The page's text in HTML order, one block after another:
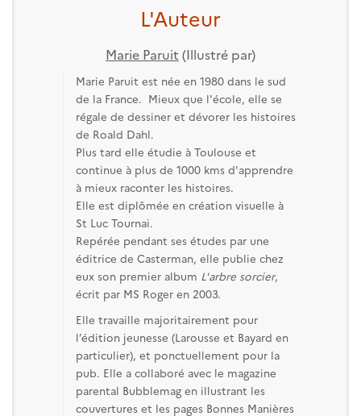
L'Auteur
Marie Paruit (Illustré par)
Marie Paruit est née en 1980 dans le sud
de la France. Mieux que l'école, elle se
régale de dessiner et dévorer les histoires
de Roald Dahl.
Plus tard elle étudie à Toulouse et
continue à plus de 1000 kms d'apprendre
à mieux raconter les histoires.
Elle est diplômée en création visuelle à
St Luc Tournai.
Repérée pendant ses études par une
éditrice de Casterman, elle publie chez
eux son premier album L'arbre sorcier,
écrit par MS Roger en 2003.
Elle travaille majoritairement pour
l’édition jeunesse (Larousse et Bayard en
particulier), et ponctuellement pour la
pub. Elle a collaboré avec le magazine
parental Bubblemag en illustrant les
couvertures et les pages Bonnes Manières